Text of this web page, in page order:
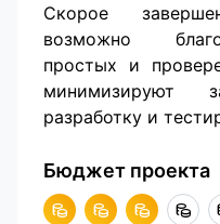
Скорое
возможно
простых и
минимизируют
разработку и
Бюджет проекта